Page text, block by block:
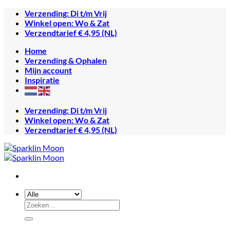
naar
inhoud
Verzending: Di t/m Vrij
Winkel open: Wo & Zat
Verzendtarief € 4,95 (NL)
Home
Verzending & Ophalen
Mijn account
Inspiratie
Verzending: Di t/m Vrij
Winkel open: Wo & Zat
Verzendtarief € 4,95 (NL)
Zoeken
naar: